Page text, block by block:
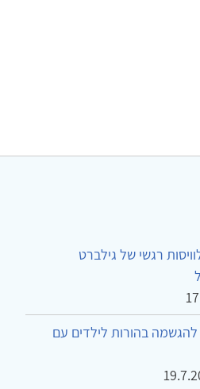
רגשי של גילברט
בהורות לילדים עם